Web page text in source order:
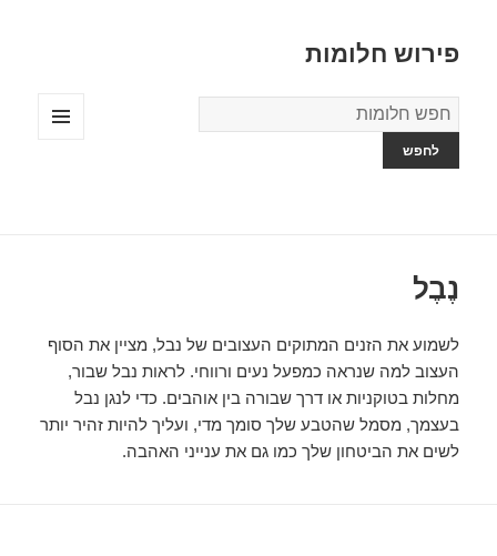
פירוש חלומות
מילון
החלומות
נֶבֶל
לשמוע את הזנים המתוקים העצובים של נבל, מציין את הסוף
העצוב למה שנראה כמפעל נעים ורווחי. לראות נבל שבור,
מחלות בטוקניות או דרך שבורה בין אוהבים. כדי לנגן נבל
בעצמך, מסמל שהטבע שלך סומך מדי, ועליך להיות זהיר יותר
לשים את הביטחון שלך כמו גם את ענייני האהבה.